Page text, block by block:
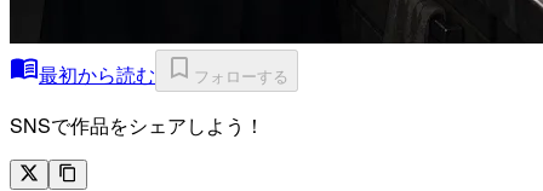
最初から読む フォローする
SNSで作品をシェアしよう！